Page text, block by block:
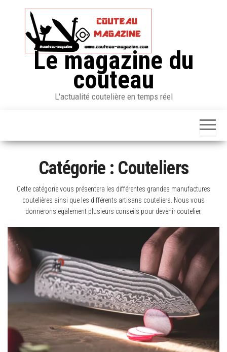
Le magazine du
couteau
L'actualité coutelière en temps réel
Catégorie : Couteliers
Cette catégorie vous présentera les différentes grandes manufactures
coutelières ainsi que les différents artisans couteliers. Nous vous
donnerons également plusieurs conseils pour devenir coutelier.